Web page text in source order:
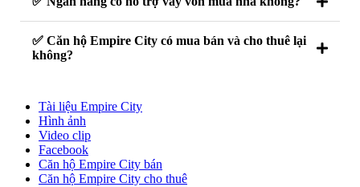
✅ Căn hộ Empire City có mua bán và cho thuê lại
không?
Tài liệu Empire City
Hình ảnh
Video clip
Facebook
Căn hộ Empire City bán
Căn hộ Empire City cho thuê